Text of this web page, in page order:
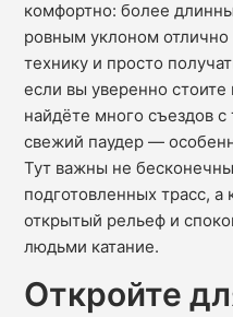
комфортно: более
ровным уклоном отлично
технику и просто
если вы уверенно
найдёте много съездов с
свежий паудер —
Тут важны не
подготовленных трасс, а
открытый рельеф и
людьми катание.
Откройте